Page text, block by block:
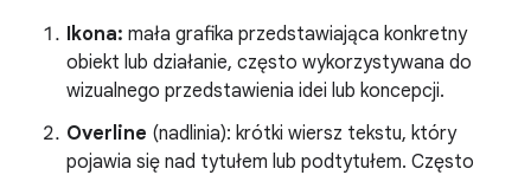
Ikona: mała grafika przedstawiająca konkretny
obiekt lub działanie, często wykorzystywana do
wizualnego przedstawienia idei lub koncepcji.
Overline (nadlinia): krótki wiersz tekstu, który
pojawia się nad tytułem lub podtytułem. Często